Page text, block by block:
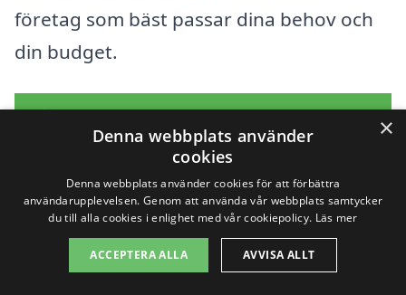
företag som bäst passar dina behov och
din budget.
Få 3 erbjudanden, gratis och utan
förpliktelser
Sök efter en
×
Denna webbplats använder
cookies
Denna webbplats använder cookies för att förbättra
användarupplevelsen. Genom att använda vår webbplats samtycker
du till alla cookies i enlighet med vår cookiepolicy. Läs mer
ACCEPTERA ALLA AVVISA ALLT